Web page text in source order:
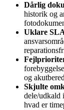
Dårlig
historik og
Uklare
og
Skjulte
dele/udkald
hvad er